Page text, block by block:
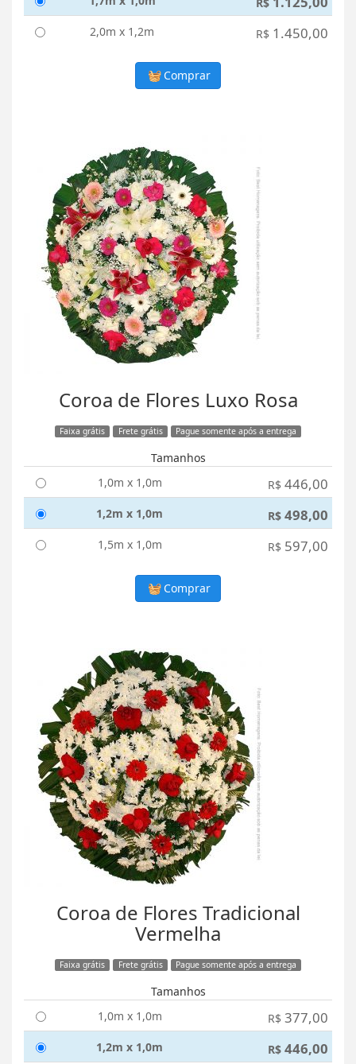
2,0m x 1,2m R$ 1.450,00
Comprar
Coroa de Flores Luxo Rosa
Faixa grátis Frete grátis Pague somente após a entrega
Tamanhos
1,0m x 1,0m
R$ 446,00
1,2m x 1,0m R$ 498,00
1,5m x 1,0m R$ 597,00
Comprar
Coroa de Flores Tradicional
Vermelha
Faixa grátis Frete grátis Pague somente após a entrega
Tamanhos
1,0m x 1,0m
R$ 377,00
1,2m x 1,0m R$ 446,00